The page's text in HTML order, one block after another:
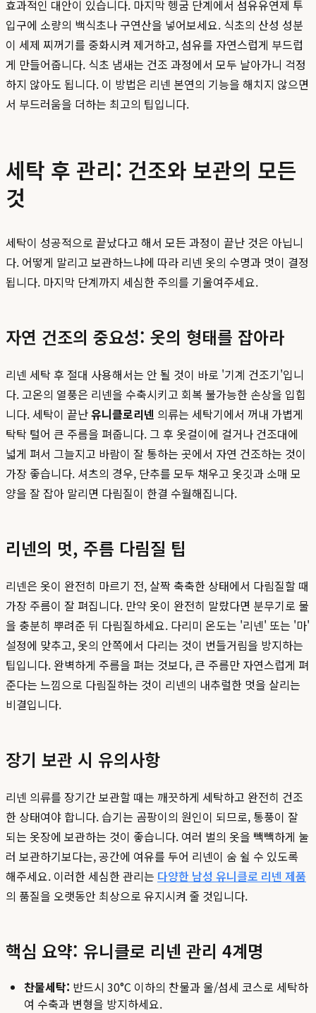
효과적인 대안이 있습니다. 마지막 헹굼 단계에서 섬유유연제 투
입구에 소량의 백식초나 구연산을 넣어보세요. 식초의 산성 성분
이 세제 찌꺼기를 중화시켜 제거하고, 섬유를 자연스럽게 부드럽
게 만들어줍니다. 식초 냄새는 건조 과정에서 모두 날아가니 걱정
하지 않아도 됩니다. 이 방법은 리넨 본연의 기능을 해치지 않으면
서 부드러움을 더하는 최고의 팁입니다.
세탁 후 관리: 건조와 보관의 모든
것
세탁이 성공적으로 끝났다고 해서 모든 과정이 끝난 것은 아닙니
다. 어떻게 말리고 보관하느냐에 따라 리넨 옷의 수명과 멋이 결정
됩니다. 마지막 단계까지 세심한 주의를 기울여주세요.
자연 건조의 중요성: 옷의 형태를 잡아라
리넨 세탁 후 절대 사용해서는 안 될 것이 바로 '기계 건조기'입니
다. 고온의 열풍은 리넨을 수축시키고 회복 불가능한 손상을 입힙
니다. 세탁이 끝난유니클로리넨 의류는 세탁기에서 꺼내 가볍게
탁탁 털어 큰 주름을 펴줍니다. 그 후 옷걸이에 걸거나 건조대에
넓게 펴서 그늘지고 바람이 잘 통하는 곳에서 자연 건조하는 것이
가장 좋습니다. 셔츠의 경우, 단추를 모두 채우고 옷깃과 소매 모
양을 잘 잡아 말리면 다림질이 한결 수월해집니다.
리넨의 멋, 주름 다림질 팁
리넨은 옷이 완전히 마르기 전, 살짝 축축한 상태에서 다림질할 때
가장 주름이 잘 펴집니다. 만약 옷이 완전히 말랐다면 분무기로 물
을 충분히 뿌려준 뒤 다림질하세요. 다리미 온도는 '리넨' 또는 '마'
설정에 맞추고, 옷의 안쪽에서 다리는 것이 번들거림을 방지하는
팁입니다. 완벽하게 주름을 펴는 것보다, 큰 주름만 자연스럽게 펴
준다는 느낌으로 다림질하는 것이 리넨의 내추럴한 멋을 살리는
비결입니다.
장기 보관 시 유의사항
리넨 의류를 장기간 보관할 때는 깨끗하게 세탁하고 완전히 건조
한 상태여야 합니다. 습기는 곰팡이의 원인이 되므로, 통풍이 잘
되는 옷장에 보관하는 것이 좋습니다. 여러 벌의 옷을 빽빽하게 눌
러 보관하기보다는, 공간에 여유를 두어 리넨이 숨 쉴 수 있도록
해주세요. 이러한 세심한 관리는 다양한 남성 유니클로 리넨 제품
의 품질을 오랫동안 최상으로 유지시켜 줄 것입니다.
핵심 요약: 유니클로 리넨 관리 4계명
찬물세탁: 반드시 30°C 이하의 찬물과 울/섬세 코스로 세탁하
여 수축과 변형을 방지하세요.